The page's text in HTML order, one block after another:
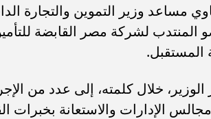
مساعد وزير التموين والتجارة
المنتدب لشركة مصر القابضة
المستقبل.
الوزير، خلال كلمته، إلى عدد من
مجالس الإدارات والاستعانة بخبرات